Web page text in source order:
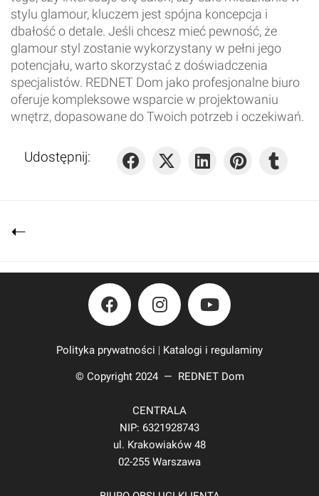
stylu glamour, kluczem jest spójna koncepcja i
dbałość o detale. Jeśli chcesz mieć pewność, że
glamour styl zostanie wykorzystany w pełni jego
potencjału, warto skorzystać z doświadczenia
specjalistów. REDNET Dom jako profesjonalne biuro
oferuje kompleksowe wsparcie w projektowaniu
wnętrz, dopasowane do Twoich potrzeb i oczekiwań.
Udostępnij:
Polityka prywatności | Katalogi i regulaminy
© Copyright 2024 — REDNET Dom
CENTRALA
NIP: 6321928743
ul. Krakowiaków 48
02-255 Warszawa